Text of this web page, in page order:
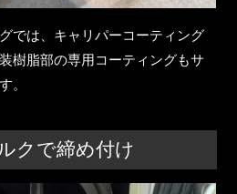
では、キャリパーコーティング
樹脂部の専用コーティングもサ
。
クで締め付け